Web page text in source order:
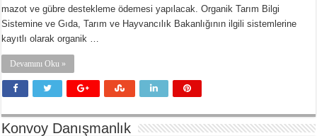
mazot ve gübre destekleme ödemesi yapılacak. Organik Tarım Bilgi
Sistemine ve Gıda, Tarım ve Hayvancılık Bakanlığının ilgili sistemlerine
kayıtlı olarak organik …
Devamını Oku »
Konvoy Danışmanlık